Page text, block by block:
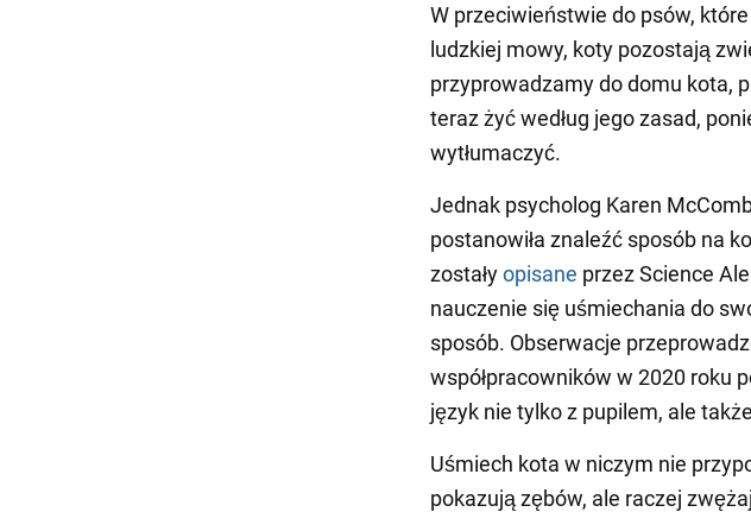
W przeciwieństwie do psów,
ludzkiej mowy, koty pozostają
przyprowadzamy do domu kota,
teraz żyć według jego zasad,
wytłumaczyć.
Jednak psycholog Karen
postanowiła znaleźć sposób na
zostałyopisane przez Science
nauczenie się uśmiechania do
sposób. Obserwacje
współpracowników w 2020 roku
język nie tylko z pupilem, ale
Uśmiech kota w niczym nie
pokazują zębów, ale raczej